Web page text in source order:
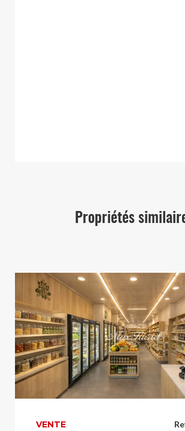
Propriétés
VENTE